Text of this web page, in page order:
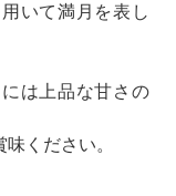
いて満月を表し
は上品な甘さの
ください。